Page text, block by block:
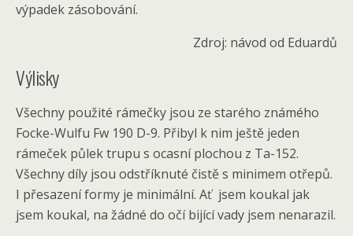
výpadek zásobování.
Zdroj: návod od Eduardů
Výlisky
Všechny použité rámečky jsou ze starého známého
Focke-Wulfu Fw 190 D-9. Přibyl k nim ještě jeden
rámeček půlek trupu s ocasní plochou z Ta-152.
Všechny díly jsou odstříknuté čistě s minimem otřepů.
I přesazení formy je minimální. Ať jsem koukal jak
jsem koukal, na žádné do očí bijící vady jsem nenarazil.